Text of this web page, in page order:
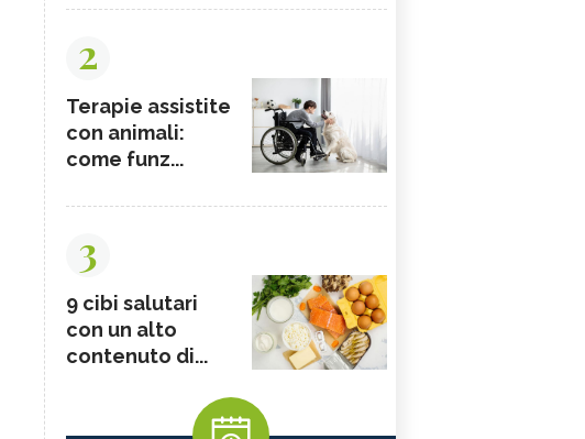
2
Terapie assistite
con animali:
come funz...
3
9 cibi salutari
con un alto
contenuto di...